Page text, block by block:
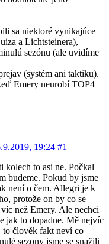
sa niektoré vynikajúce
a Lichtsteinera),
sezónu (ale uvidíme
(systém ani taktiku).
Emery neurobí TOP4
19:24 #1
kolech to asi ne. Počkal
budeme. Pokud by jsme
není o čem. Allegri je k
protože on by co se
než Emery. Ale nechci
jak to dopadne. Mě nejvíc
to člověk fakt neví co
sezony jsme se snažili